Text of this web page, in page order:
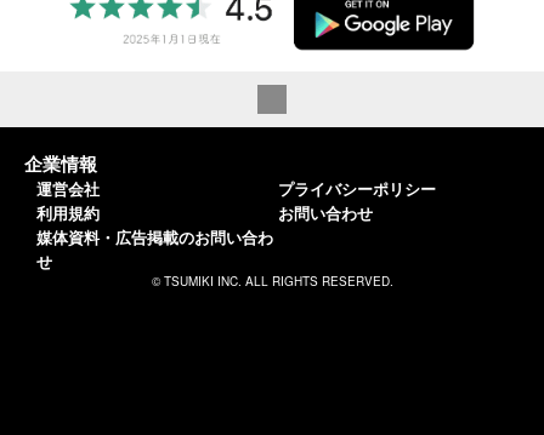
企業情報
運営会社
利用規約
媒体資料・広告掲載のお問い合わ
せ
プライバシーポリシー
お問い合わせ
© TSUMIKI INC. ALL RIGHTS RESERVED.